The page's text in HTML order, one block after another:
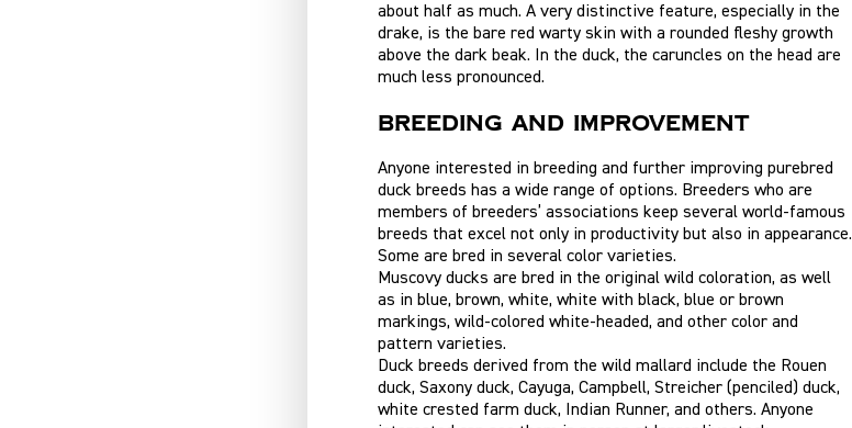
about half as much. A very distinctive feature, especially in the
drake, is the bare red warty skin with a rounded fleshy growth
above the dark beak. In the duck, the caruncles on the head are
much less pronounced.
BREEDING AND IMPROVEMENT
Anyone interested in breeding and further improving purebred
duck breeds has a wide range of options. Breeders who are
members of breeders’ associations keep several world-famous
breeds that excel not only in productivity but also in appearance.
Some are bred in several color varieties.
Muscovy ducks are bred in the original wild coloration, as well
as in blue, brown, white, white with black, blue or brown
markings, wild-colored white-headed, and other color and
pattern varieties.
Duck breeds derived from the wild mallard include the Rouen
duck, Saxony duck, Cayuga, Campbell, Streicher (penciled) duck,
white crested farm duck, Indian Runner, and others. Anyone